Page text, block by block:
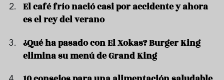
El café frío nació casi por accidente y ahora
es el rey del verano
¿Qué ha pasado con El Xokas? Burger King
elimina su menú de Grand King